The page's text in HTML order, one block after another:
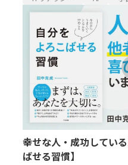
幸せな人・成功してい
ばせる習慣】